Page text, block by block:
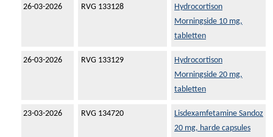
26-03-2026 RVG 133128
Hydrocortison
Morningside 10 mg,
tabletten
26-03-2026 RVG 133129
Hydrocortison
Morningside 20 mg,
tabletten
23-03-2026 RVG 134720
Lisdexamfetamine Sandoz
20 mg, harde capsules